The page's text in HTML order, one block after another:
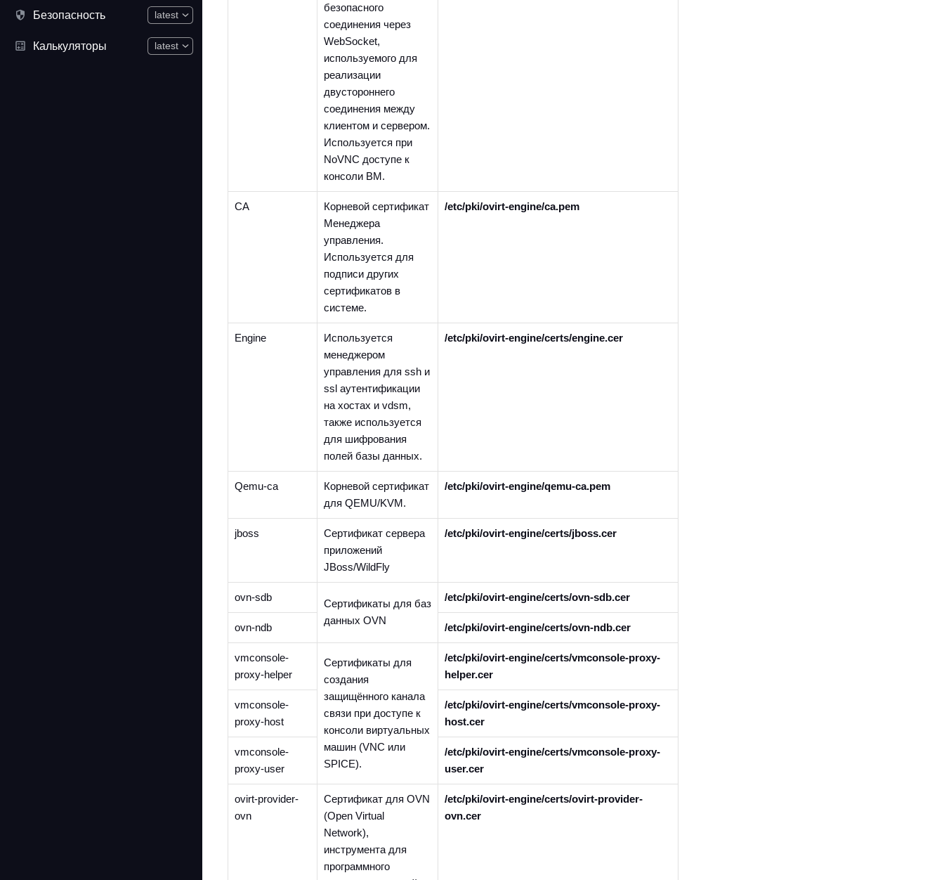
Безопасность latest
Калькуляторы latest
безопасного
соединения через
WebSocket,
используемого для
реализации
двустороннего
соединения между
клиентом и сервером.
Используется при
NoVNC доступе к
консоли ВМ.
CA
Корневой сертификат
Менеджера
управления.
Используется для
подписи других
сертификатов в
системе.
/etc/pki/ovirt-engine/ca.pem
Engine
Используется
менеджером
управления для ssh и
ssl аутентификации
на хостах и vdsm,
также используется
для шифрования
полей базы данных.
/etc/pki/ovirt-engine/certs/engine.cer
Qemu-ca
Корневой сертификат
для QEMU/KVM.
/etc/pki/ovirt-engine/qemu-ca.pem
jboss
Сертификат сервера
приложений
JBoss/WildFly
/etc/pki/ovirt-engine/certs/jboss.cer
ovn-sdb
Сертификаты для баз
данных OVN
/etc/pki/ovirt-engine/certs/ovn-sdb.cer
ovn-ndb /etc/pki/ovirt-engine/certs/ovn-ndb.cer
vmconsole-
proxy-helper
Сертификаты для
создания
защищённого канала
связи при доступе к
консоли виртуальных
машин (VNC или
SPICE).
/etc/pki/ovirt-engine/certs/vmconsole-proxy-
helper.cer
vmconsole-
proxy-host
/etc/pki/ovirt-engine/certs/vmconsole-proxy-
host.cer
vmconsole-
proxy-user
/etc/pki/ovirt-engine/certs/vmconsole-proxy-
user.cer
ovirt-provider-
ovn
Сертификат для OVN
(Open Virtual
Network),
инструмента для
программного
/etc/pki/ovirt-engine/certs/ovirt-provider-
ovn.cer